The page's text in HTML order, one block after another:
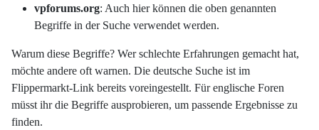
vpforums.org: Auch hier können die oben genannten
Begriffe in der Suche verwendet werden.
Warum diese Begriffe? Wer schlechte Erfahrungen gemacht hat,
möchte andere oft warnen. Die deutsche Suche ist im
Flippermarkt-Link bereits voreingestellt. Für englische Foren
müsst ihr die Begriffe ausprobieren, um passende Ergebnisse zu
finden.